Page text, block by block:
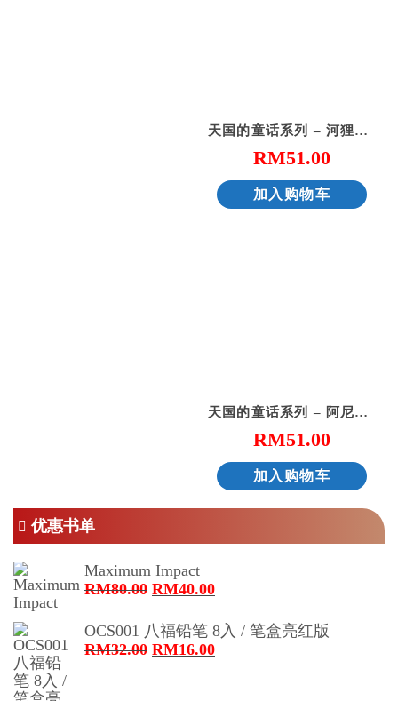
天国的童话系列 – 河狸太太伸冤
RM51.00
加入购物车
天国的童话系列 – 阿尼和他的邻居
RM51.00
加入购物车
优惠书单
Maximum Impact
RM80.00 原
为：
RM80.00。
RM40.00当
价
格
OCS001 八福铅笔 8入 / 笔盒亮红版
RM32.00 原
RM16.00当